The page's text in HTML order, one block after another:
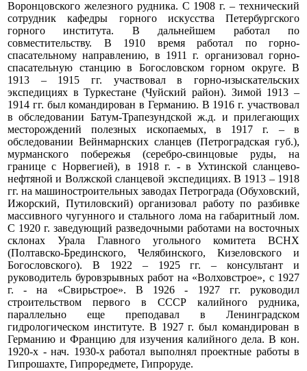
Воронцовского железного рудника. С 1908 г. – технический
сотрудник кафедры горного искусства Петербургского
горного института. В дальнейшем работал по
совместительству. В 1910 время работал по горно-
спасательному направлению, в 1911 г. организовал горно-
спасательную станцию в Богословском горном округе. В
1913 – 1915 гг. участвовал в горно-изыскательских
экспедициях в Туркестане (Чуйский район). Зимой 1913 –
1914 гг. был командирован в Германию. В 1916 г. участвовал
в обследовании Батум-Трапезундской ж.д. и прилегающих
месторождений полезных ископаемых, в 1917 г. – в
обследовании Вейнмарнских сланцев (Петроградская губ.),
мурманского побережья (серебро-свинцовые руды, на
границе с Норвегией), в 1918 г. - в Ухтинской сланцево-
нефтяной и Волжской сланцевой экспедициях. В 1913 – 1918
гг. на машиностроительных заводах Петрограда (Обуховский,
Ижорский, Путиловский) организовал работу по разбивке
массивного чугунного и стального лома на габаритный лом.
С 1920 г. заведующий разведочными работами на восточных
склонах Урала Главного угольного комитета ВСНХ
(Полтавско-Брединского, Челябинского, Кизеловского и
Богословского). В 1922 – 1925 гг. – консультант и
руководитель буровзрывных работ на «Волховстрое», с 1927
г. - на «Свирьстрое». В 1926 - 1927 гг. руководил
строительством первого в СССР калийного рудника,
параллельно еще преподавал в Ленинградском
гидрологическом институте. В 1927 г. был командирован в
Германию и Францию для изучения калийного дела. В кон.
1920-х - нач. 1930-х работал выполнял проектные работы в
Гипрошахте, Гипроредмете, Гипроруде.